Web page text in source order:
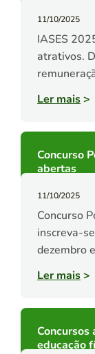
11/10/2025
IASES
atrativos.
Ler mais>
Concurso
abertas
11/10/2025
Concurso
inscreva-
dezembro
Ler mais>
Concursos
educação